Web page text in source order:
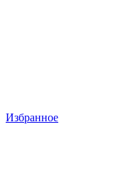
Избранное